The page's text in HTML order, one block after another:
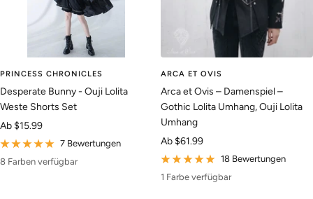
PRINCESS CHRONICLES
Desperate Bunny - Ouji Lolita
Weste Shorts Set
Angebotspreis
Ab $15.99
7 Bewertungen
8 Farben verfügbar
ARCA ET OVIS
Arca et Ovis – Damenspiel –
Gothic Lolita Umhang, Ouji Lolita
Umhang
Angebotspreis
Ab $61.99
18 Bewertungen
1 Farbe verfügbar